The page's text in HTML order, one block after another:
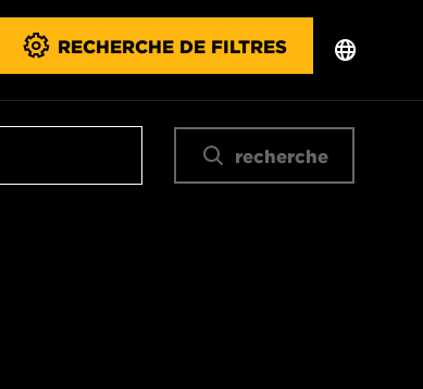
RECHERCHE DE FILTRES
recherche